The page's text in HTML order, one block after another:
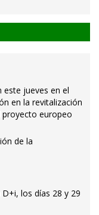
este jueves en el
en la revitalización
europeo
de la
los días 28 y 29